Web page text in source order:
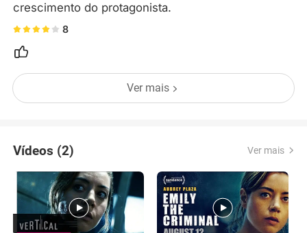
crescimento do protagonista.
8
Ver mais
Vídeos (2) Ver mais